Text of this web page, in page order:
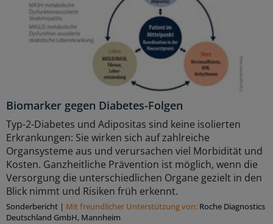
Biomarker gegen Diabetes-Folgen
Typ-2-Diabetes und Adipositas sind keine isolierten
Erkrankungen: Sie wirken sich auf zahlreiche
Organsysteme aus und verursachen viel Morbidität und
Kosten. Ganzheitliche Prävention ist möglich, wenn die
Versorgung die unterschiedlichen Organe gezielt in den
Blick nimmt und Risiken früh erkennt.
Sonderbericht | Mit freundlicher Unterstützung von: Roche Diagnostics
Deutschland GmbH, Mannheim